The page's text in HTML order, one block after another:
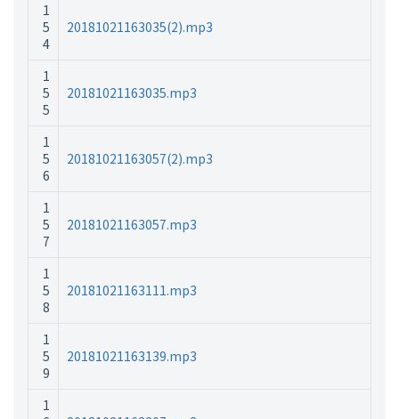
1
5
4
20181021163035(2).mp3
1
5
5
20181021163035.mp3
1
5
6
20181021163057(2).mp3
1
5
7
20181021163057.mp3
1
5
8
20181021163111.mp3
1
5
9
20181021163139.mp3
1